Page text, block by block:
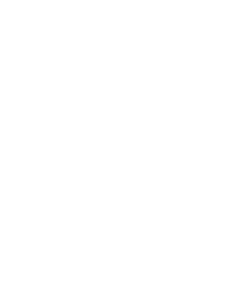
Rezervacije turistične
to, v kateri regiji je
Tina Bregant je
Nošnja maske je
okoli nas je oblak. Če
nami, tudi na prostem
in učinkovit ukrep, da
vzgojitelji v vrtcih še
Šolarji od šestega